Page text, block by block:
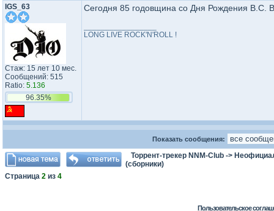
IGS_63
Стаж: 15 лет 10 мес.
Сообщений: 515
Ratio: 5.136
96.35%
Сегодня 85 годовщина со Дня Рождения В.С.
LONG LIVE ROCK'N'ROLL !
Показать сообщения:
Торрент-трекер NNM-Club ->
(сборники)
Страница 2 из 4
Пользовательское